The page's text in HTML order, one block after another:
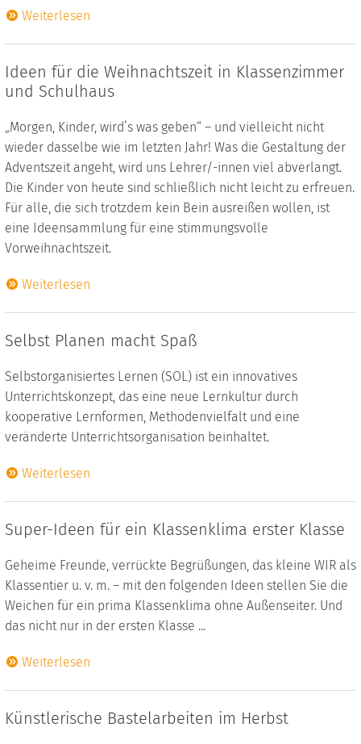
Weiterlesen
Ideen für die Weihnachtszeit in Klassenzimmer
und Schulhaus
„Morgen, Kinder, wird’s was geben“ – und vielleicht nicht
wieder dasselbe wie im letzten Jahr! Was die Gestaltung der
Adventszeit angeht, wird uns Lehrer/-innen viel abverlangt.
Die Kinder von heute sind schließlich nicht leicht zu erfreuen.
Für alle, die sich trotzdem kein Bein ausreißen wollen, ist
eine Ideensammlung für eine stimmungsvolle
Vorweihnachtszeit.
Weiterlesen
Selbst Planen macht Spaß
Selbstorganisiertes Lernen (SOL) ist ein innovatives
Unterrichtskonzept, das eine neue Lernkultur durch
kooperative Lernformen, Methodenvielfalt und eine
veränderte Unterrichtsorganisation beinhaltet.
Weiterlesen
Super-Ideen für ein Klassenklima erster Klasse
Geheime Freunde, verrückte Begrüßungen, das kleine WIR als
Klassentier u. v. m. – mit den folgenden Ideen stellen Sie die
Weichen für ein prima Klassenklima ohne Außenseiter. Und
das nicht nur in der ersten Klasse ...
Weiterlesen
Künstlerische Bastelarbeiten im Herbst